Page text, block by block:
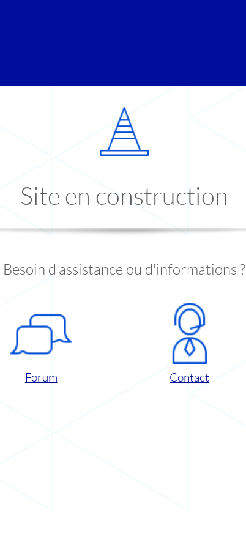
Site en construction
Besoin d'assistance ou d'informations ?
Forum Contact